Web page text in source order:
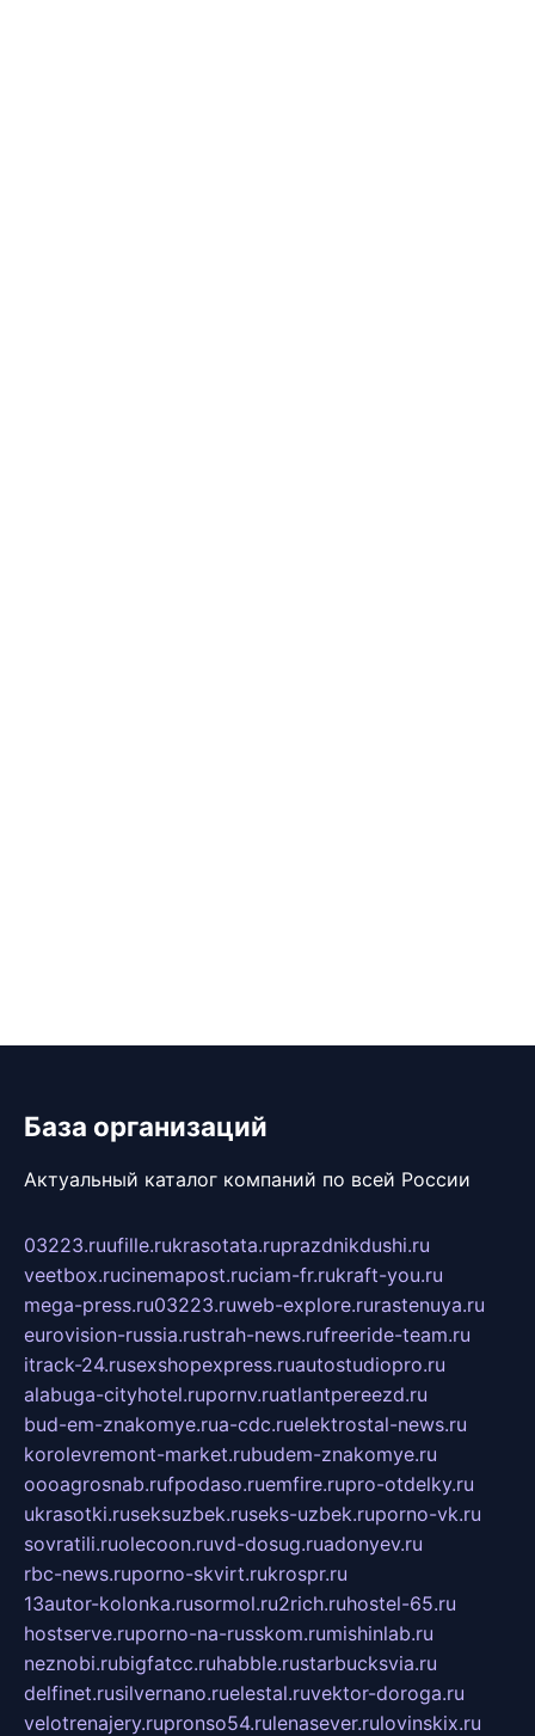
База организаций
Актуальный каталог компаний по всей России
03223.ruufille.rukrasotata.ruprazdnikdushi.ru
veetbox.rucinemapost.ruciam-fr.rukraft-you.ru
mega-press.ru03223.ruweb-explore.rurastenuya.ru
eurovision-russia.rustrah-news.rufreeride-team.ru
itrack-24.rusexshopexpress.ruautostudiopro.ru
alabuga-cityhotel.rupornv.ruatlantpereezd.ru
bud-em-znakomye.rua-cdc.ruelektrostal-news.ru
korolevremont-market.rubudem-znakomye.ru
oooagrosnab.rufpodaso.ruemfire.rupro-otdelky.ru
ukrasotki.ruseksuzbek.ruseks-uzbek.ruporno-vk.ru
sovratili.ruolecoon.ruvd-dosug.ruadonyev.ru
rbc-news.ruporno-skvirt.rukrospr.ru
13autor-kolonka.rusormol.ru2rich.ruhostel-65.ru
hostserve.ruporno-na-russkom.rumishinlab.ru
neznobi.rubigfatcc.ruhabble.rustarbucksvia.ru
delfinet.rusilvernano.ruelestal.ruvektor-doroga.ru
velotrenajery.rupronso54.rulenasever.rulovinskix.ru